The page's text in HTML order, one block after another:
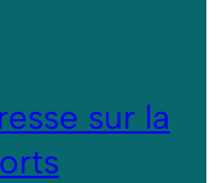
sur la